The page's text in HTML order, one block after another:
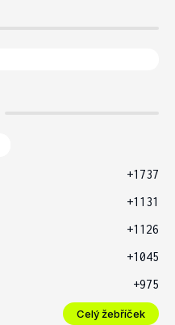
+1737
+1131
+1126
+1045
+975
Celý žebříček